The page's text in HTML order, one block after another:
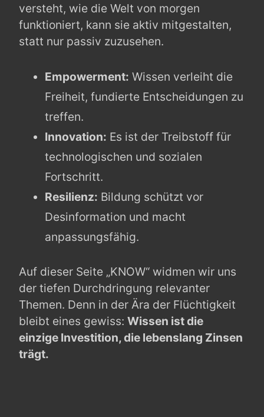
versteht, wie die Welt von morgen
funktioniert, kann sie aktiv mitgestalten,
statt nur passiv zuzusehen.
Empowerment: Wissen verleiht die
Freiheit, fundierte Entscheidungen zu
treffen.
Innovation: Es ist der Treibstoff für
technologischen und sozialen
Fortschritt.
Resilienz: Bildung schützt vor
Desinformation und macht
anpassungsfähig.
Auf dieser Seite „KNOW“ widmen wir uns
der tiefen Durchdringung relevanter
Themen. Denn in der Ära der Flüchtigkeit
bleibt eines gewiss:Wissen ist die
einzige Investition, die lebenslang Zinsen
trägt.